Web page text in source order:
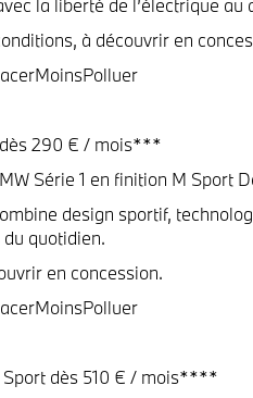
la liberté de l’électrique au
à découvrir en
dès 290 € / mois***
Série 1 en finition M Sport
design sportif,
quotidien.
en concession.
Sport dès 510 € / mois****